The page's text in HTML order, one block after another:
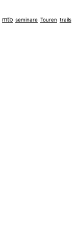
mtb seminare Touren trails